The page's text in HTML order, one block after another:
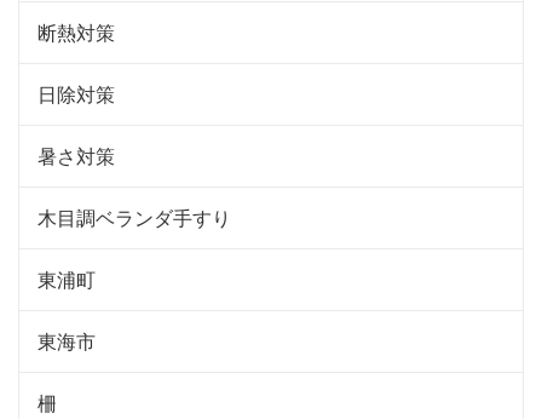
断熱対策
日除対策
暑さ対策
木目調ベランダ手すり
東浦町
東海市
柵